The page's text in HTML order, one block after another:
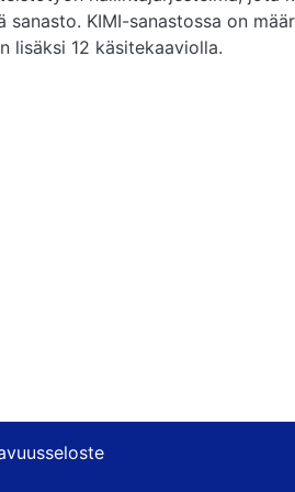
sanasto. KIMI-sanastossa on
lisäksi 12 käsitekaaviolla.